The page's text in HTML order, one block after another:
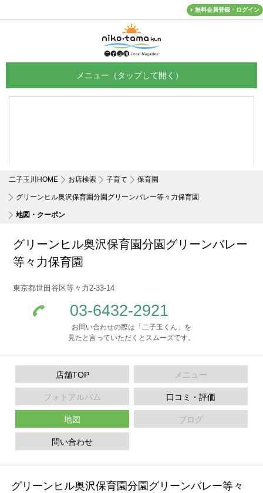
無料会員登録・ログイン
二子玉川HOME お店検索 子育て 保育園
グリーンヒル奥沢保育園分園グリーンバレー等々力保育園
地図・クーポン
グリーンヒル奥沢保育園分園グリーンバレー
等々力保育園
東京都世田谷区等々力2-33-14
03-6432-2921
お問い合わせの際は「二子玉くん」を
見たと言っていただくとスムーズです。
店舗TOP メニュー
フォトアルバム 口コミ・評価
地図 ブログ
問い合わせ
グリーンヒル奥沢保育園分園グリーンバレー等々
メニュー